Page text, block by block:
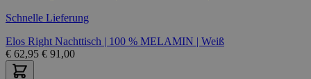
Schnelle Lieferung
Elos Right Nachttisch | 100 % MELAMIN | Weiß
€ 62,95 € 91,00